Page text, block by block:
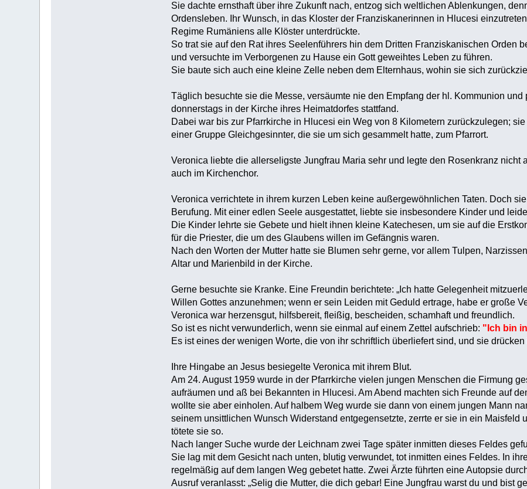
Sie dachte ernsthaft über ihre Zukunft nach, entzog sich weltlichen Ablenkungen,
Ordensleben. Ihr Wunsch, in das Kloster der Franziskanerinnen in Hlucesi
Regime Rumäniens alle Klöster unterdrückte.
So trat sie auf den Rat ihres Seelenführers hin dem Dritten Franziskanischen Orden
und versuchte im Verborgenen zu Hause ein Gott geweihtes Leben zu führen.
Sie baute sich auch eine kleine Zelle neben dem Elternhaus, wohin sie sich
Täglich besuchte sie die Messe, versäumte nie den Empfang der hl. Kommunion
donnerstags in der Kirche ihres Heimatdorfes stattfand.
Dabei war bis zur Pfarrkirche in Hlucesi ein Weg von 8 Kilometern zurückzulegen;
einer Gruppe Gleichgesinnter, die sie um sich gesammelt hatte, zum Pfarrort.
Veronica liebte die allerseligste Jungfrau Maria sehr und legte den Rosenkranz nicht
auch im Kirchenchor.
Veronica verrichtete in ihrem kurzen Leben keine außergewöhnlichen Taten. Doch
Berufung. Mit einer edlen Seele ausgestattet, liebte sie insbesondere Kinder und
Die Kinder lehrte sie Gebete und hielt ihnen kleine Katechesen, um sie auf die
für die Priester, die um des Glaubens willen im Gefängnis waren.
Nach den Worten der Mutter hatte sie Blumen sehr gerne, vor allem Tulpen,
Altar und Marienbild in der Kirche.
Gerne besuchte sie Kranke. Eine Freundin berichtete: „Ich hatte Gelegenheit
Willen Gottes anzunehmen; wenn er sein Leiden mit Geduld ertrage, habe er große
Veronica war herzensgut, hilfsbereit, fleißig, bescheiden, schamhaft und freundlich.
So ist es nicht verwunderlich, wenn sie einmal auf einem Zettel aufschrieb: "Ich bin
Es ist eines der wenigen Worte, die von ihr schriftlich überliefert sind, und sie
Ihre Hingabe an Jesus besiegelte Veronica mit ihrem Blut.
Am 24. August 1959 wurde in der Pfarrkirche vielen jungen Menschen die Firmung
aufräumen und aß bei Bekannten in Hlucesi. Am Abend machten sich Freunde auf
wollte sie aber einholen. Auf halbem Weg wurde sie dann von einem jungen Mann
seinem unsittlichen Wunsch Widerstand entgegensetzte, zerrte er sie in ein Maisfeld
tötete sie so.
Nach langer Suche wurde der Leichnam zwei Tage später inmitten dieses Feldes
Sie lag mit dem Gesicht nach unten, blutig verwundet, tot inmitten eines Feldes. In
regelmäßig auf dem langen Weg gebetet hatte. Zwei Ärzte führten eine Autopsie
Ausruf veranlasst: „Selig die Mutter, die dich gebar! Eine Jungfrau warst du und bist